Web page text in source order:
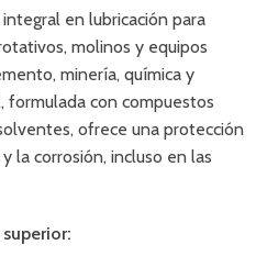
integral en lubricación para
molinos y equipos
minería, química y
formulada con compuestos
ofrece una protección
la corrosión, incluso en las